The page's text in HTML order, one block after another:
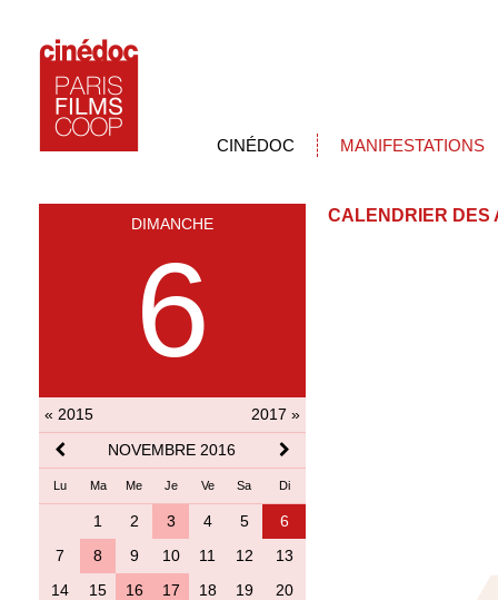
CINÉDOC MANIFESTATIONS
DIMANCHE
6
« 2015
2017 »
NOVEMBRE 2016
Lu Ma Me Je Ve Sa Di
1 2 3 4 5
6
7
8 9 10 11 12
13
14
15 16 17 18 19
20
CALENDRIER DES